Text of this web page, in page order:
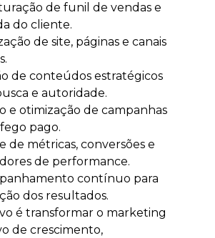
de funil de vendas e
do cliente.
de site, páginas e canais
de conteúdos estratégicos
e autoridade.
e otimização de campanhas
pago.
de métricas, conversões e
de performance.
contínuo para
dos resultados.
é transformar o marketing
de crescimento,